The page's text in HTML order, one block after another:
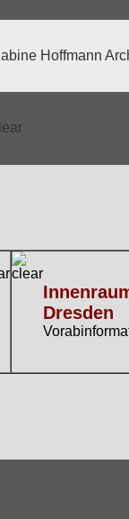
Dresden